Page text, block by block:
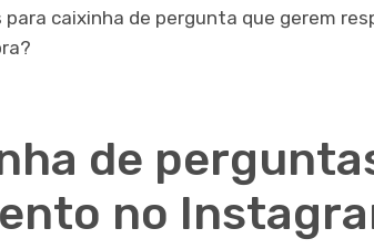
caixinha de pergunta que gerem
de
no